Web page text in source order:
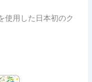
使用した日本初のク